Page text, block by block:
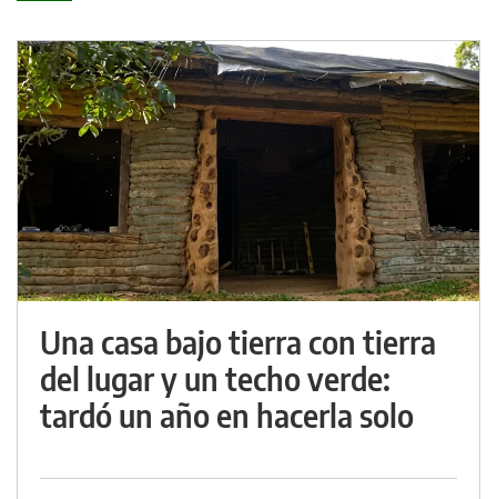
Una casa bajo tierra con tierra
del lugar y un techo verde:
tardó un año en hacerla solo